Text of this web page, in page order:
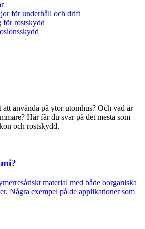
för underhåll och drift
rostskydd
använda på ytor utomhus? Och vad är
Här får du svar på det mesta som
och rostskydd.
material med både oorganiska
Några exempel på de applikationer som